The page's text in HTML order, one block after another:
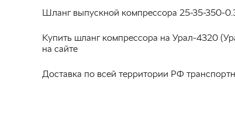
Шланг выпускной компрессора 25-35-350-
Купить шланг компрессора на Урал-4320
на сайте
Доставка по всей территории РФ